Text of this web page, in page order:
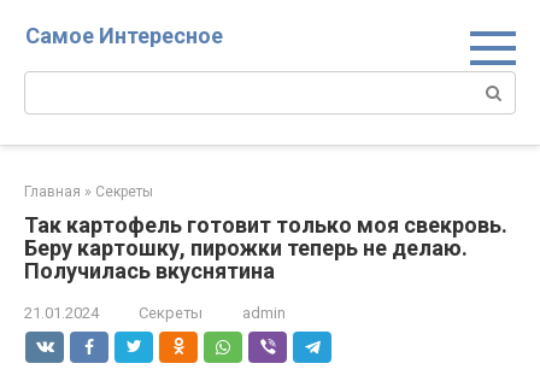
Самое Интересное
Поиск:
Главная » Секреты
Так картофель готовит только моя свекровь.
Беру картошку, пирожки теперь не делаю.
Получилась вкуснятина
21.01.2024 Секреты admin